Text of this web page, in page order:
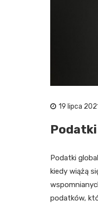
19 lipca
Podatki
Podatki
kiedy wiążą
podatków,